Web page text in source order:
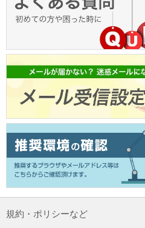
規約・ポリシーなど